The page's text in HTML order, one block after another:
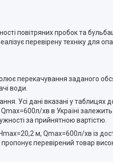
повітряних пробок та
перевірену техніку
перекачування заданого
води.
Усі дані вказані у
хв в Україні
за прийнятною вартістю.
м, Qmax=600л/хв із
перевірений товар